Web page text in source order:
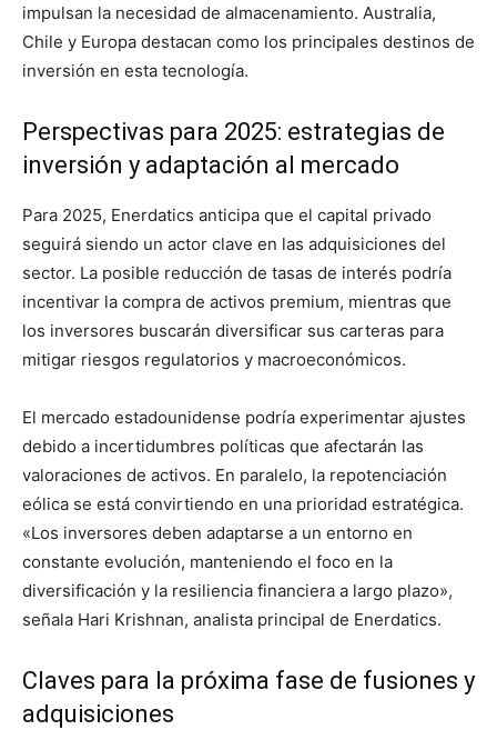
impulsan la necesidad de almacenamiento. Australia,
Chile y Europa destacan como los principales destinos de
inversión en esta tecnología.
Perspectivas para 2025: estrategias de
inversión y adaptación al mercado
Para 2025, Enerdatics anticipa que el capital privado
seguirá siendo un actor clave en las adquisiciones del
sector. La posible reducción de tasas de interés podría
incentivar la compra de activos premium, mientras que
los inversores buscarán diversificar sus carteras para
mitigar riesgos regulatorios y macroeconómicos.
El mercado estadounidense podría experimentar ajustes
debido a incertidumbres políticas que afectarán las
valoraciones de activos. En paralelo, la repotenciación
eólica se está convirtiendo en una prioridad estratégica.
«Los inversores deben adaptarse a un entorno en
constante evolución, manteniendo el foco en la
diversificación y la resiliencia financiera a largo plazo»,
señala Hari Krishnan, analista principal de Enerdatics.
Claves para la próxima fase de fusiones y
adquisiciones